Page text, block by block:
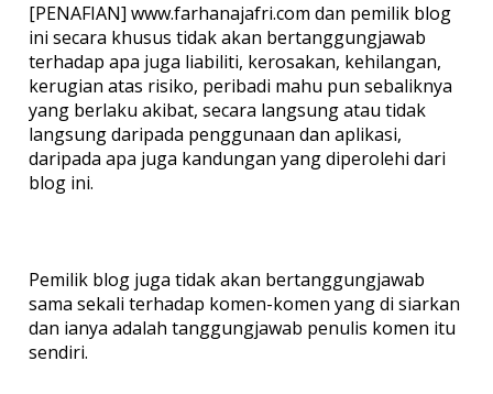
[PENAFIAN] www.farhanajafri.com dan pemilik blog
ini secara khusus tidak akan bertanggungjawab
terhadap apa juga liabiliti, kerosakan, kehilangan,
kerugian atas risiko, peribadi mahu pun sebaliknya
yang berlaku akibat, secara langsung atau tidak
langsung daripada penggunaan dan aplikasi,
daripada apa juga kandungan yang diperolehi dari
blog ini.
Pemilik blog juga tidak akan bertanggungjawab
sama sekali terhadap komen-komen yang di siarkan
dan ianya adalah tanggungjawab penulis komen itu
sendiri.